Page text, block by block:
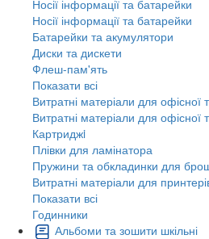
Носії інформації та батарейки
Носії інформації та батарейки
Батарейки та акумулятори
Диски та дискети
Флеш-пам'ять
Показати всі
Витратні матеріали для офісної
Витратні матеріали для офісної
Картриджi
Плівки для ламінатора
Пружини та обкладинки для
Витратні матеріали для
Показати всі
Годинники
Альбоми та зошити шкільні